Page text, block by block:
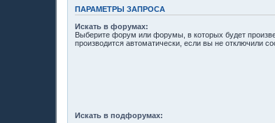
ПАРАМЕТРЫ ЗАПРОСА
Искать в форумах:
Выберите форум или форумы, в которых будет
производится автоматически, если вы не отключили
Искать в подфорумах: